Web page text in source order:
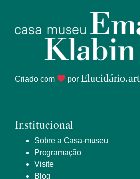
Criado com por Elucidário.art
Institucional
Sobre a Casa-museu
Programação
Visite
Blog